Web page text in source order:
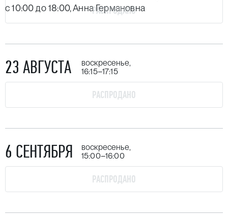
с 10:00 до 18:00, Анна Германовна
РАСПРОДАНО
23 АВГУСТА
воскресенье,
16:15–17:15
РАСПРОДАНО
6 СЕНТЯБРЯ
воскресенье,
15:00–16:00
РАСПРОДАНО